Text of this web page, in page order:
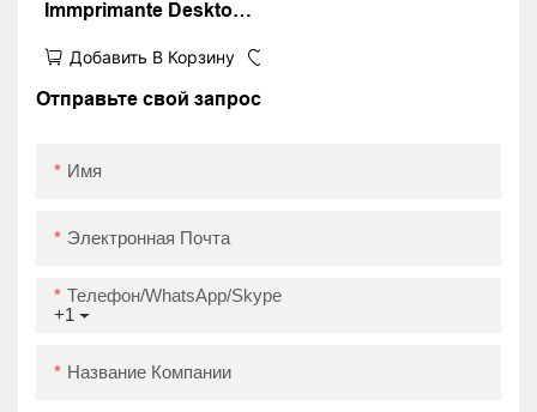
Immprimante Desktop
ZY906 WiFi Pos Printer
для мобильного
Добавить В Корзину
Отправьте свой запрос
Имя
Электронная Почта
+1
Телефон/WhatsApp/Skype
Название Компании